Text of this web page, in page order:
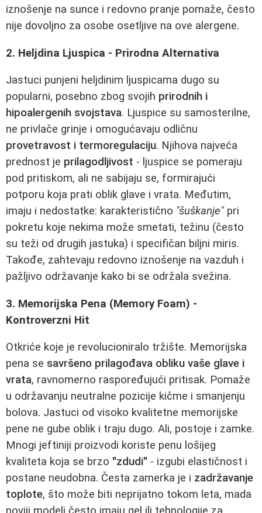
iznošenje na sunce i redovno pranje pomaže, često
nije dovoljno za osobe osetljive na ove alergene.
2. Heljdina Ljuspica - Prirodna Alternativa
Jastuci punjeni heljdinim ljuspicama dugo su
popularni, posebno zbog svojih prirodnih i
hipoalergenih svojstava. Ljuspice su samosterilne,
ne privlače grinje i omogućavaju odličnu
provetravost i termoregulaciju. Njihova najveća
prednost je prilagodljivost - ljuspice se pomeraju
pod pritiskom, ali ne sabijaju se, formirajući
potporu koja prati oblik glave i vrata. Međutim,
imaju i nedostatke: karakteristično "šuškanje" pri
pokretu koje nekima može smetati, težinu (često
su teži od drugih jastuka) i specifičan biljni miris.
Takođe, zahtevaju redovno iznošenje na vazduh i
pažljivo održavanje kako bi se održala svežina.
3. Memorijska Pena (Memory Foam) -
Kontroverzni Hit
Otkriće koje je revolucioniralo tržište. Memorijska
pena se savršeno prilagođava obliku vaše glave i
vrata, ravnomerno raspoređujući pritisak. Pomaže
u održavanju neutralne pozicije kičme i smanjenju
bolova. Jastuci od visoko kvalitetne memorijske
pene ne gube oblik i traju dugo. Ali, postoje i zamke.
Mnogi jeftiniji proizvodi koriste penu lošijeg
kvaliteta koja se brzo "zdudi" - izgubi elastičnost i
postane neudobna. Česta zamerka je i zadržavanje
toplote, što može biti neprijatno tokom leta, mada